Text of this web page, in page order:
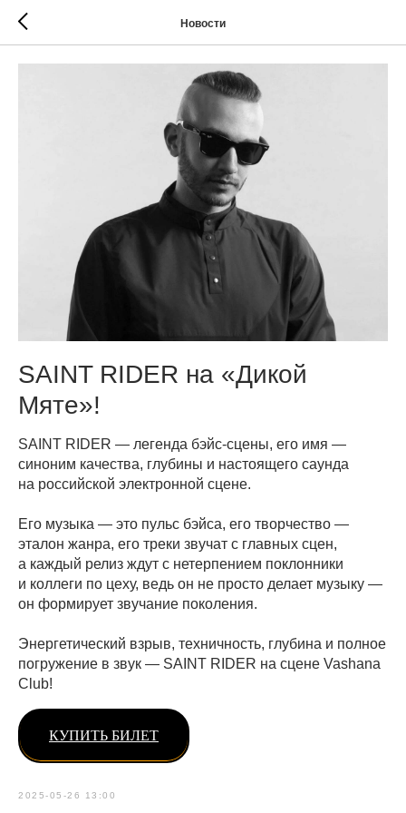
Новости
SAINT RIDER на «Дикой
Мяте»!
SAINT RIDER — легенда бэйс-сцены, его имя —
синоним качества, глубины и настоящего саунда
на российской электронной сцене.
Его музыка — это пульс бэйса, его творчество —
эталон жанра, его треки звучат с главных сцен,
а каждый релиз ждут с нетерпением поклонники
и коллеги по цеху, ведь он не просто делает музыку —
он формирует звучание поколения.
Энергетический взрыв, техничность, глубина и полное
погружение в звук — SAINT RIDER на сцене Vashana
Club!
КУПИТЬ БИЛЕТ
2025-05-26 13:00